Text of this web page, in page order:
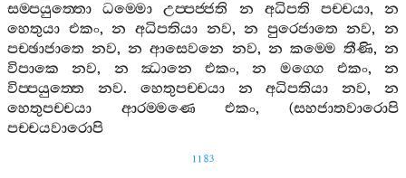
සම‍්පයුත‍්තො
ධම‍්මො උප‍්පජ‍්ජති න අධිපති පච‍්චයා,න
හෙතුයා එකං,න අධිපතියා නව,න පුරෙජාතෙ නව, න
පච‍්ඡාජාතෙ නව,න ආසෙවනෙ නව, න කම‍්මෙ තීණි, න
විපාකෙ
නව, න ඣානෙ එකං,න මග‍්ගෙ එකං, න
විප‍්පයුත‍්තෙ
නව. හෙතුපච‍්චයා න අධිපතියා නව,න
හෙතුපච‍්චයා
ආරම‍්මණෙ එකං, (සහජාතවාරොපි
පච‍්චයවාරොපි
1183